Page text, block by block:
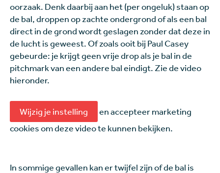
oorzaak. Denk daarbij aan het (per ongeluk) staan op
de bal, droppen op zachte ondergrond of als een bal
direct in de grond wordt geslagen zonder dat deze in
de lucht is geweest. Of zoals ooit bij Paul Casey
gebeurde: je krijgt geen vrije drop als je bal in de
pitchmark van een andere bal eindigt. Zie de video
hieronder.
Wijzig je instelling
en accepteer marketing
cookies om deze video te kunnen bekijken.
In sommige gevallen kan er twijfel zijn of de bal is